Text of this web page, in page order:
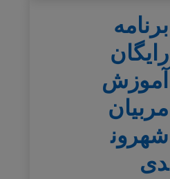
برنامه
رایگان
آموزش
مربیان
شهرون
دی